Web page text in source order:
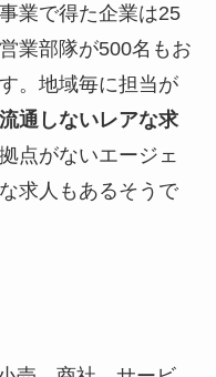
業で得た企業は25
業部隊が500名もお
。地域毎に担当が
通しないレアな求
点がないエージェ
求人もあるそうで